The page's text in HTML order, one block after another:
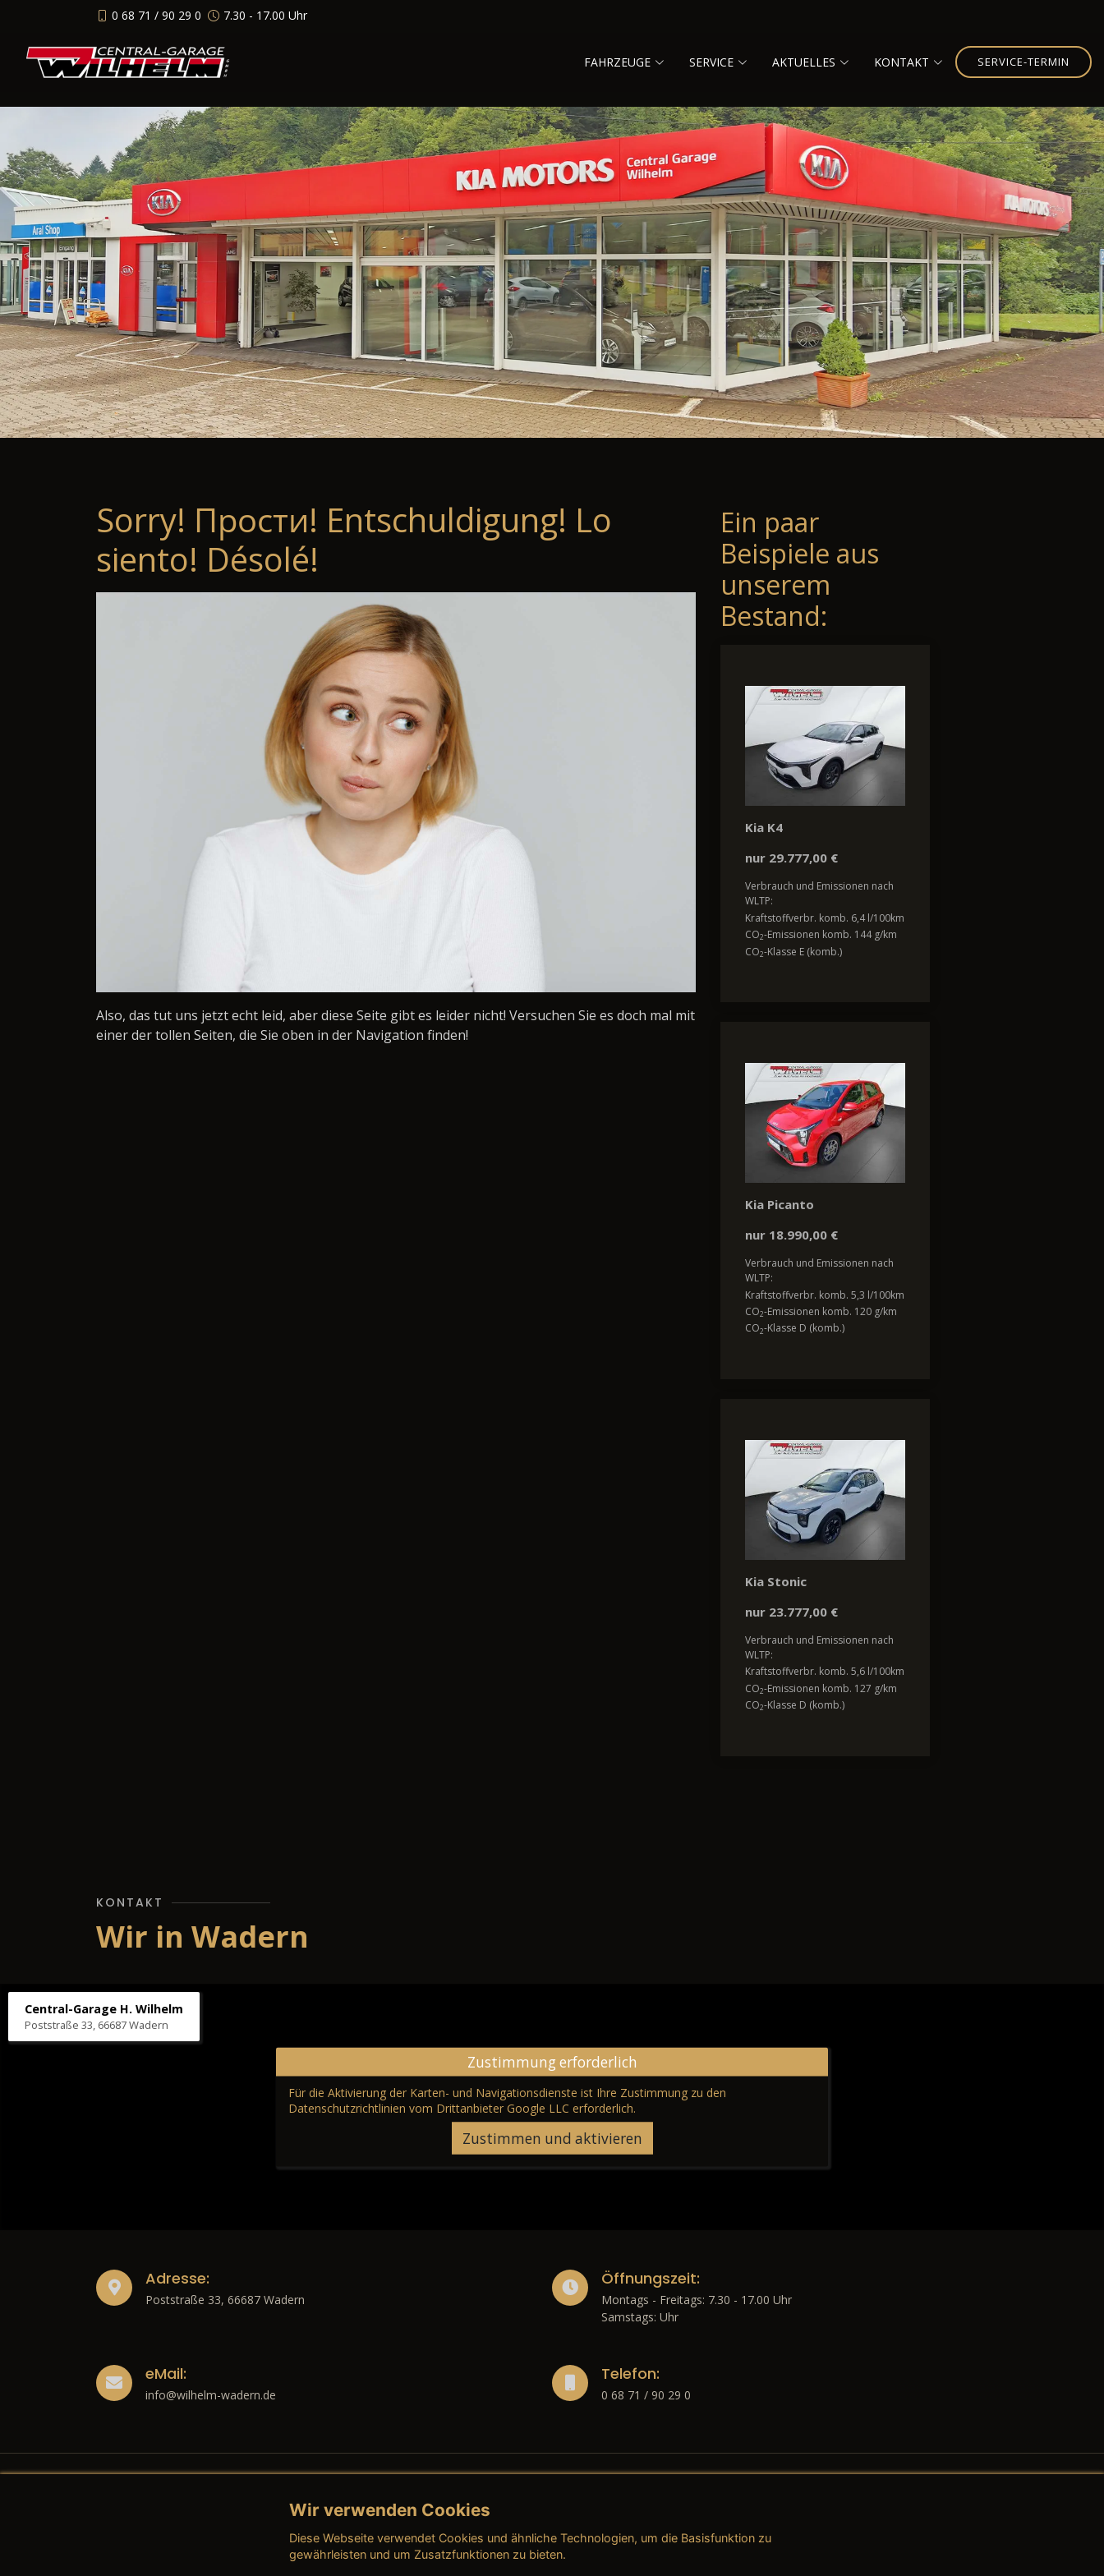
0 68 71 / 90 29 0 7.30 - 17.00 Uhr
FAHRZEUGE SERVICE AKTUELLES KONTAKT SERVICE-TERMIN
Sorry! Прости! Entschuldigung! Lo
siento! Désolé!
Also, das tut uns jetzt echt leid, aber diese Seite gibt es leider nicht! Versuchen Sie es doch mal mit
einer der tollen Seiten, die Sie oben in der Navigation finden!
Ein paar
Beispiele aus
unserem
Bestand:
Kia K4
nur 29.777,00 €
Verbrauch und Emissionen nach
WLTP:
Kraftstoffverbr. komb. 6,4 l/100km
CO2-Emissionen komb. 144 g/km
CO2-Klasse E (komb.)
Kia Picanto
nur 18.990,00 €
Verbrauch und Emissionen nach
WLTP:
Kraftstoffverbr. komb. 5,3 l/100km
CO2-Emissionen komb. 120 g/km
CO2-Klasse D (komb.)
Kia Stonic
nur 23.777,00 €
Verbrauch und Emissionen nach
WLTP:
Kraftstoffverbr. komb. 5,6 l/100km
CO2-Emissionen komb. 127 g/km
CO2-Klasse D (komb.)
KONTAKT
Wir in Wadern
Central-Garage H. Wilhelm
Poststraße 33, 66687 Wadern
Zustimmung erforderlich
Für die Aktivierung der Karten- und Navigationsdienste ist Ihre Zustimmung zu den
Datenschutzrichtlinien vom Drittanbieter Google LLC erforderlich.
Zustimmen und aktivieren
Adresse:
Poststraße 33, 66687 Wadern
Öffnungszeit:
Montags - Freitags: 7.30 - 17.00 Uhr
Samstags: Uhr
eMail:
info@wilhelm-wadern.de
Telefon:
0 68 71 / 90 29 0
Rechtliches
→ Impressum
→ AGB (Neuwagen)
→ AGB (Teile & Zubehör)
Wir verwenden Cookies
Diese Webseite verwendet Cookies und ähnliche Technologien, um die Basisfunktion zu
gewährleisten und um Zusatzfunktionen zu bieten.